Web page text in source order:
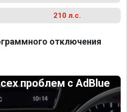
210 л.с.
отключения
проблем с AdBlue